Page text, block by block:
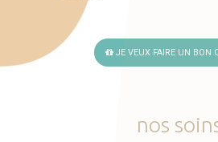
JE VEUX FAIRE UN BON
nos